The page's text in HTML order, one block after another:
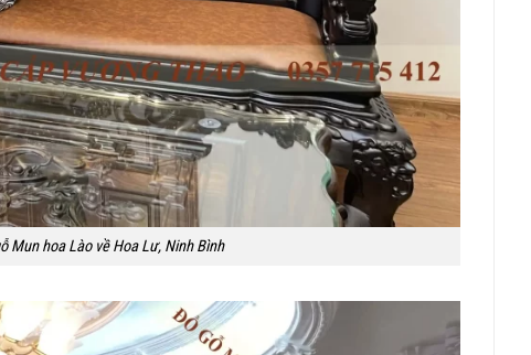
Mun hoa Lào về Hoa Lư, Ninh Bình